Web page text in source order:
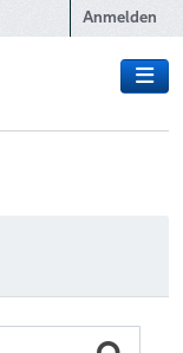
Anmelden